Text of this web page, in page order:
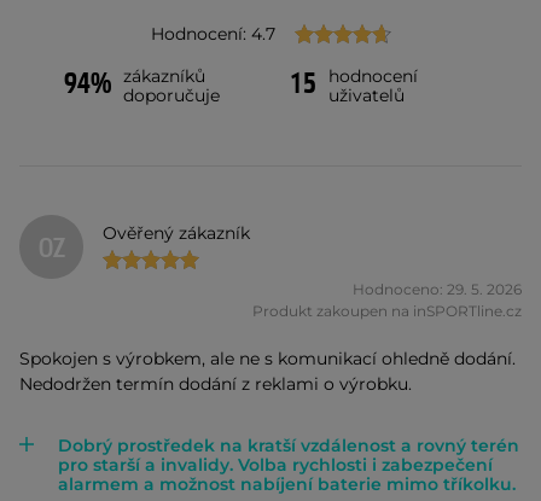
Hodnocení: 4.7
94% zákazníků
doporučuje
15
hodnocení
uživatelů
OZ Ověřený zákazník
Hodnoceno: 29. 5. 2026
Produkt zakoupen na inSPORTline.cz
Spokojen s výrobkem, ale ne s komunikací ohledně dodání.
Nedodržen termín dodání z reklami o výrobku.
Dobrý prostředek na kratší vzdálenost a rovný terén
pro starší a invalidy. Volba rychlosti i zabezpečení
alarmem a možnost nabíjení baterie mimo tříkolku.